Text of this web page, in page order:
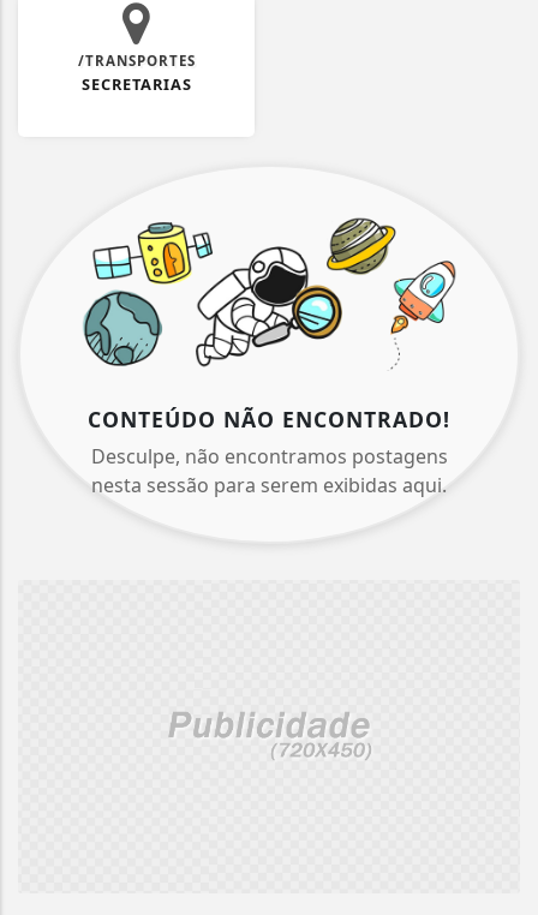
/TRANSPORTES
SECRETARIAS
CONTEÚDO NÃO ENCONTRADO!
Desculpe, não encontramos postagens
nesta sessão para serem exibidas aqui.